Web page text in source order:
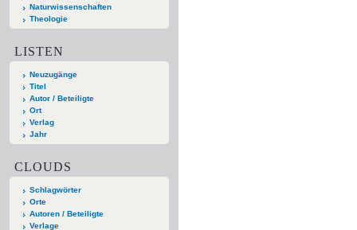
Naturwissenschaften
Theologie
LISTEN
Neuzugänge
Titel
Autor / Beteiligte
Ort
Verlag
Jahr
CLOUDS
Schlagwörter
Orte
Autoren / Beteiligte
Verlage